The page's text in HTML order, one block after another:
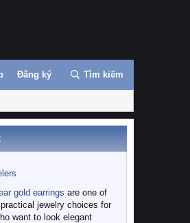
Đăng ký Tìm kiếm
gold earrings are one of
jewelry choices for
want to look elegant